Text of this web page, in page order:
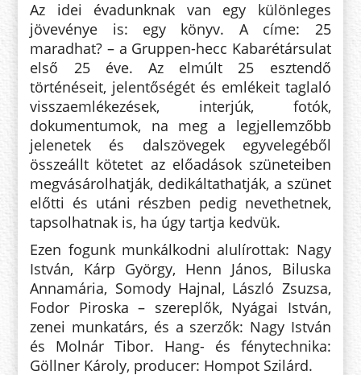
Az idei évadunknak van egy különleges
jövevénye is: egy könyv. A címe: 25
maradhat? – a Gruppen-hecc Kabarétársulat
első 25 éve. Az elmúlt 25 esztendő
történéseit, jelentőségét és emlékeit taglaló
visszaemlékezések, interjúk, fotók,
dokumentumok, na meg a legjellemzőbb
jelenetek és dalszövegek egyvelegéből
összeállt kötetet az előadások szüneteiben
megvásárolhatják, dedikáltathatják, a szünet
előtti és utáni részben pedig nevethetnek,
tapsolhatnak is, ha úgy tartja kedvük.
Ezen fogunk munkálkodni alulírottak: Nagy
István, Kárp György, Henn János, Biluska
Annamária, Somody Hajnal, László Zsuzsa,
Fodor Piroska – szereplők, Nyágai István,
zenei munkatárs, és a szerzők: Nagy István
és Molnár Tibor. Hang- és fénytechnika:
Göllner Károly, producer: Hompot Szilárd.